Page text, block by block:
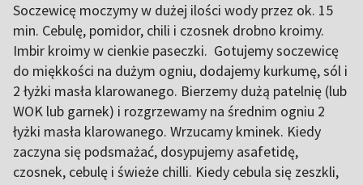
Soczewicę moczymy w dużej ilości wody przez ok. 15
min. Cebulę, pomidor, chili i czosnek drobno kroimy.
Imbir kroimy w cienkie paseczki. Gotujemy soczewicę
do miękkości na dużym ogniu, dodajemy kurkumę, sól i
2 łyżki masła klarowanego. Bierzemy dużą patelnię (lub
WOK lub garnek) i rozgrzewamy na średnim ogniu 2
łyżki masła klarowanego. Wrzucamy kminek. Kiedy
zaczyna się podsmażać, dosypujemy asafetidę,
czosnek, cebulę i świeże chilli. Kiedy cebula się zeszkli,